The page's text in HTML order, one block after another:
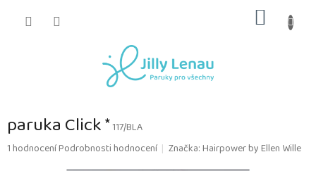
KOŠÍK
paruka Click *117/BLA
Průměrné
1 hodnoceníPodrobnosti hodnocení Značka:Hairpower by Ellen Wille